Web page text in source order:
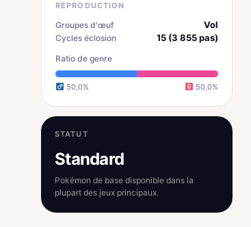
REPRODUCTION
Groupes d'œuf Vol
Cycles éclosion 15 (3 855 pas)
Ratio de genre
50,0% 50,0%
STATUT
Standard
Pokémon de base disponible dans la
plupart des jeux principaux.